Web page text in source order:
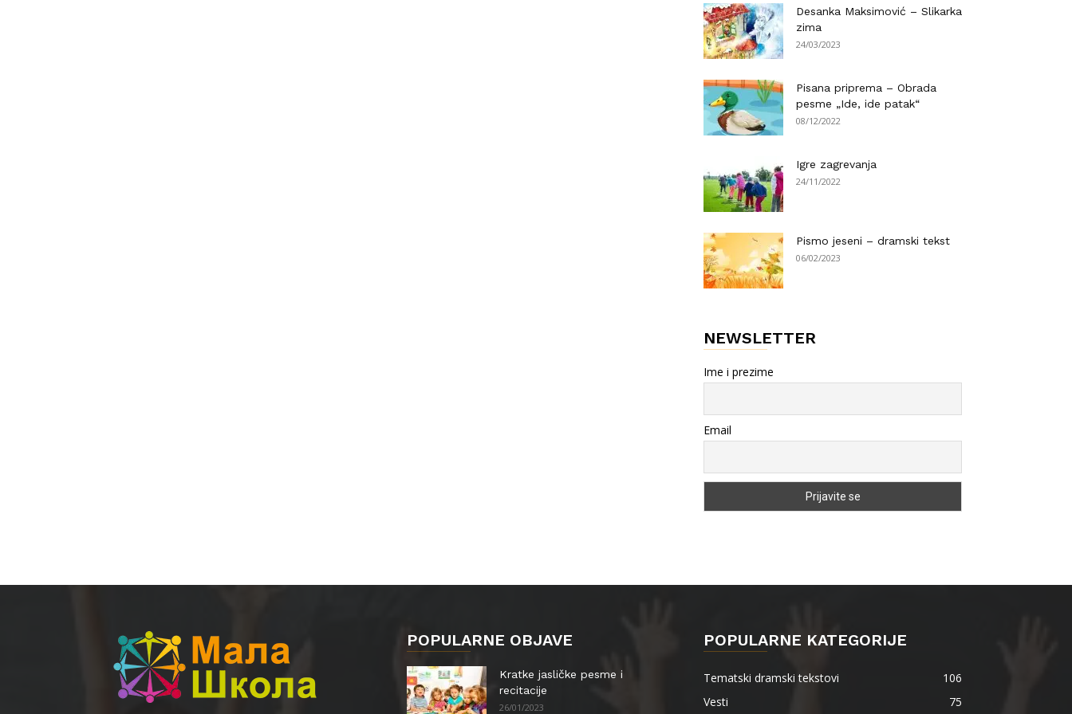
Desanka Maksimović – Slikarka
zima
24/03/2023
Pisana priprema – Obrada
pesme „Ide, ide patak“
08/12/2022
Igre zagrevanja
24/11/2022
Pismo jeseni – dramski tekst
06/02/2023
NEWSLETTER
Ime i prezime
Email
POPULARNE OBJAVE
Kratke jasličke pesme i
recitacije
26/01/2023
POPULARNE KATEGORIJE
Tematski dramski tekstovi
106
Vesti
75